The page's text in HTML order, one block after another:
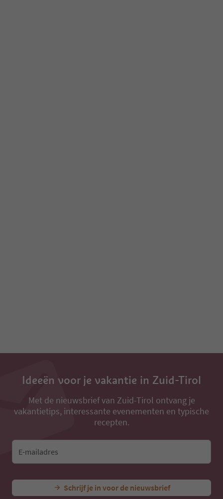
Ideeën voor je vakantie in Zuid-Tirol
Met de nieuwsbrief van Zuid-Tirol ontvang je
vakantietips, interessante evenementen en typische
recepten.
E-mailadres
Schrijf je in voor de nieuwsbrief